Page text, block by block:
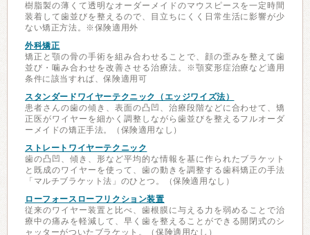
樹脂製の薄くて透明なオーダーメイドのマウスピースを一定時間
装着して歯並びを整えるので、目立ちにくく日常生活に影響が少
ない矯正方法。※保険適用外
外科矯正
矯正と顎の骨の手術を組み合わせることで、顔の歪みを整えて歯
並び・噛み合わせを改善させる治療法。※顎変形症治療など適用
条件に該当すれば、保険適用可
スタンダードワイヤーテクニック（エッジワイズ法）
患者さんの歯の傾き、表面の凸凹、治療段階などに合わせて、矯
正医がワイヤーを細かく調整しながら歯並びを整えるフルオーダ
ーメイドの矯正手法。（保険適用なし）
ストレートワイヤーテクニック
歯の凸凹、傾き、形など平均的な情報を基に作られたブラケット
と既成のワイヤーを使って、歯の動きを調整する歯科矯正の手法
「マルチブラケット法」のひとつ。（保険適用なし）
ローフォースローフリクション装置
従来のワイヤー装置と比べ、歯根膜に与える力を弱めることで治
療中の痛みを軽減して、早く歯を整えることができる開閉式のシ
ャッターがついたブラケット。（保険適用なし）